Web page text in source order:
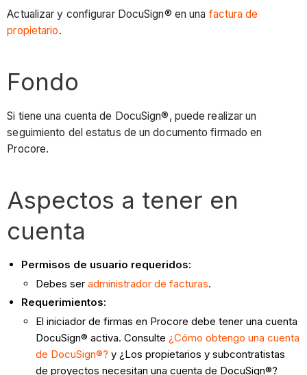
Actualizar y configurar DocuSign® en una factura de
propietario.
Fondo
Si tiene una cuenta de DocuSign®, puede realizar un
seguimiento del estatus de un documento firmado en
Procore.
Aspectos a tener en
cuenta
Permisos de usuario requeridos:
Debes seradministrador de facturas.
Requerimientos:
El iniciador de firmas en Procore debe tener una cuenta
DocuSign® activa. Consulte¿Cómo obtengo una cuenta
de DocuSign®? y ¿Los propietarios y subcontratistas
de proyectos necesitan una cuenta de DocuSign®?